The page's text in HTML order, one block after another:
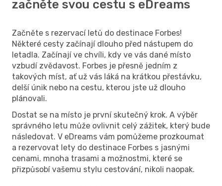
začněte svou cestu s eDreams
Začněte s rezervací letů do destinace Forbes!
Některé cesty začínají dlouho před nástupem do
letadla. Začínají ve chvíli, kdy ve vás dané místo
vzbudí zvědavost. Forbes je přesně jedním z
takových míst, ať už vás láká na krátkou přestávku,
delší únik nebo na cestu, kterou jste už dlouho
plánovali.
Dostat se na místo je první skutečný krok. A výběr
správného letu může ovlivnit celý zážitek, který bude
následovat. V eDreams vám pomůžeme prozkoumat
a rezervovat lety do destinace Forbes s jasnými
cenami, mnoha trasami a možnostmi, které se
přizpůsobí vašemu stylu cestování, nikoli naopak.